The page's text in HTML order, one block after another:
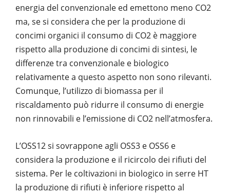
energia del convenzionale ed emettono meno CO2
ma, se si considera che per la produzione di
concimi organici il consumo di CO2 è maggiore
rispetto alla produzione di concimi di sintesi, le
differenze tra convenzionale e biologico
relativamente a questo aspetto non sono rilevanti.
Comunque, l’utilizzo di biomassa per il
riscaldamento può ridurre il consumo di energie
non rinnovabili e l’emissione di CO2 nell’atmosfera.
L’OSS12 si sovrappone agli OSS3 e OSS6 e
considera la produzione e il ricircolo dei rifiuti del
sistema. Per le coltivazioni in biologico in serre HT
la produzione di rifiuti è inferiore rispetto al